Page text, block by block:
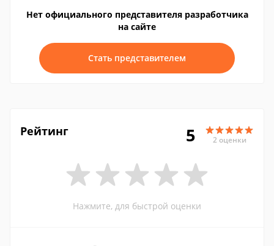
Нет официального представителя разработчика
на сайте
Стать представителем
Рейтинг 5 2 оценки
Нажмите, для быстрой оценки